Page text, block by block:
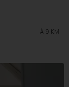
À 9 KM